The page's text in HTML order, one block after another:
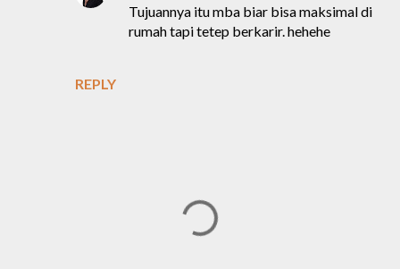
REPLY
Tujuannya itu mba biar bisa maksimal di
rumah tapi tetep berkarir. hehehe